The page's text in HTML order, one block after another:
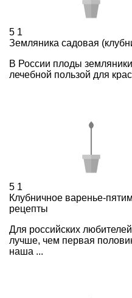
5 1
Земляника садовая
В России плоды
лечебной пользой для
5 1
Клубничное варенье-
рецепты
Для российских
лучше, чем первая
наша ...